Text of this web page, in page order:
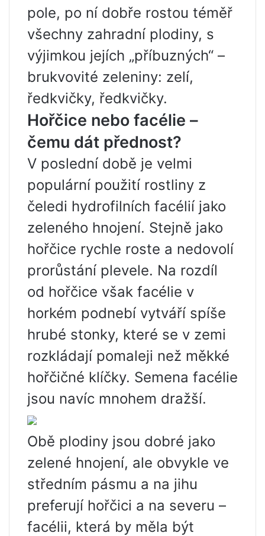
pole, po ní dobře rostou téměř
všechny zahradní plodiny, s
výjimkou jejích „příbuzných“ –
brukvovité zeleniny: zelí,
ředkvičky, ředkvičky.
Hořčice nebo facélie –
čemu dát přednost?
V poslední době je velmi
populární použití rostliny z
čeledi hydrofilních facélií jako
zeleného hnojení. Stejně jako
hořčice rychle roste a nedovolí
prorůstání plevele. Na rozdíl
od hořčice však facélie v
horkém podnebí vytváří spíše
hrubé stonky, které se v zemi
rozkládají pomaleji než měkké
hořčičné klíčky. Semena facélie
jsou navíc mnohem dražší.
Obě plodiny jsou dobré jako
zelené hnojení, ale obvykle ve
středním pásmu a na jihu
preferují hořčici a na severu –
facélii, která by měla být